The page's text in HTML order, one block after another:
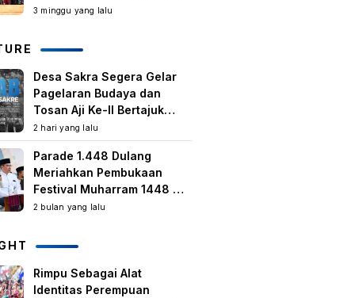
Kegiatan Berbasis
3 minggu yang lalu
Desa Sakra Segera Gelar
Pagelaran Budaya dan
Tosan Aji Ke-II Bertajuk
Samuhita Sakre
2 hari yang lalu
Parade 1.448 Dulang
Meriahkan Pembukaan
Festival Muharram 1448 H
di Lombok Timur
2 bulan yang lalu
Rimpu Sebagai Alat
Identitas Perempuan